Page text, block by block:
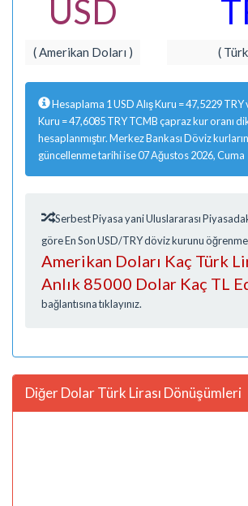
USD
( Amerikan Doları ) (
Hesaplama 1 USD Alış Kuru = 47,5229 TRY
Kuru = 47,6085 TRY TCMB çapraz kur oranı
hesaplanmıştır. Merkez Bankası Döviz
güncellenme tarihi ise 07 Ağustos 2026, Cuma
Serbest Piyasa yani Uluslararası
göre En Son USD/TRY döviz kurunu
Amerikan Doları Kaç Türk
Anlık 85000 Dolar Kaç TL
bağlantısına tıklayınız.
Diğer Dolar Türk Lirası Dönüşümleri